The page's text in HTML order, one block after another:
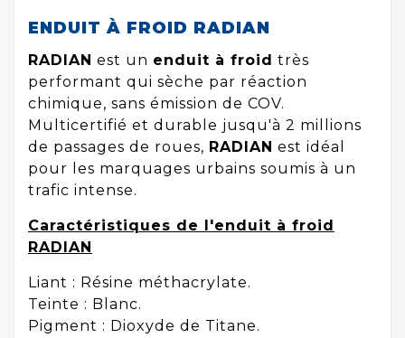
ENDUIT À FROID RADIAN
RADIAN est un enduit à froid très
performant qui sèche par réaction
chimique, sans émission de COV.
Multicertifié et durable jusqu'à 2 millions
de passages de roues, RADIAN est idéal
pour les marquages urbains soumis à un
trafic intense.
Caractéristiques de l'enduit à froid
RADIAN
Liant : Résine méthacrylate.
Teinte : Blanc.
Pigment : Dioxyde de Titane.